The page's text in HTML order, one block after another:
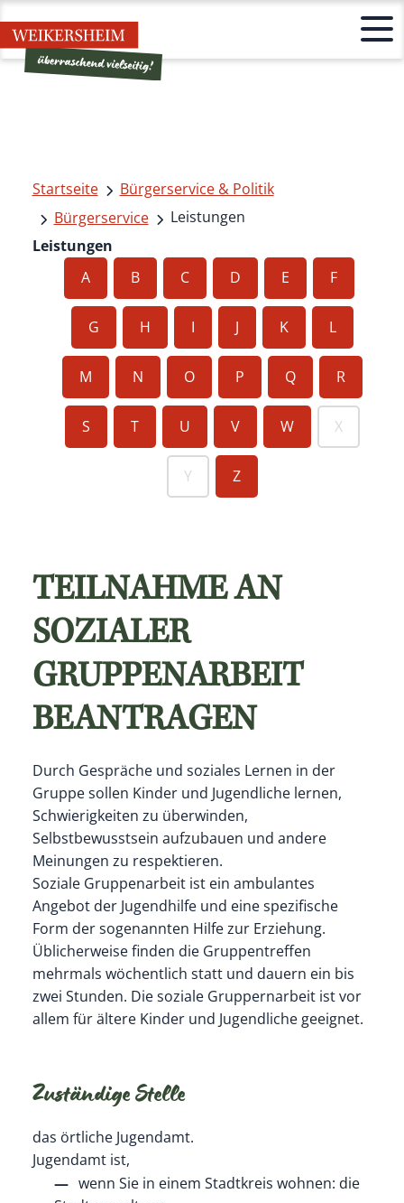
Startseite
Bürgerservice & Politik
Bürgerservice
Leistungen
Leistungen
A
B C D E F
G H I J K L
M N O P Q R
S T U V W X
Y Z
TEILNAHME AN
SOZIALER
GRUPPENARBEIT
BEANTRAGEN
Durch Gespräche und soziales Lernen in der
Gruppe sollen Kinder und Jugendliche lernen,
Schwierigkeiten zu überwinden,
Selbstbewusstsein aufzubauen und andere
Meinungen zu respektieren.
Soziale Gruppenarbeit ist ein ambulantes
Angebot der Jugendhilfe und eine spezifische
Form der sogenannten Hilfe zur Erziehung.
Üblicherweise finden die Gruppentreffen
mehrmals wöchentlich statt und dauern ein bis
zwei Stunden. Die soziale Gruppernarbeit ist vor
allem für ältere Kinder und Jugendliche geeignet.
Zuständige Stelle
das örtliche Jugendamt.
Jugendamt ist,
wenn Sie in einem Stadtkreis wohnen: die